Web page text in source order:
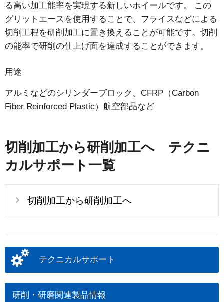
る高い加工能率を実現する新しいホイールです。 この
グリットエースを使用することで、フライスなどによる
切削工程を研削加工に置き換えることが可能です。切削
の能率で研削の仕上げ面を達成することができます。
用途
アルミなどのシリンダーブロック、CFRP（Carbon
Fiber Reinforced Plastic）航空部品など
切削加工から研削加工へ テクニ
カルサポート一覧
切削加工から研削加工へ
テクニカルサポート
研削・研磨関連製品情報